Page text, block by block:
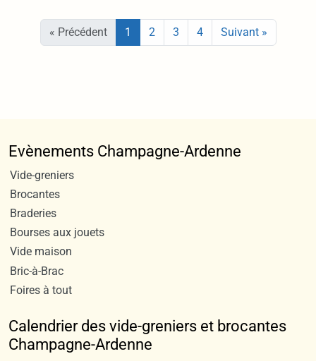
« Précédent 1 2 3 4 Suivant »
Evènements Champagne-Ardenne
Vide-greniers
Brocantes
Braderies
Bourses aux jouets
Vide maison
Bric-à-Brac
Foires à tout
Calendrier des vide-greniers et brocantes
Champagne-Ardenne